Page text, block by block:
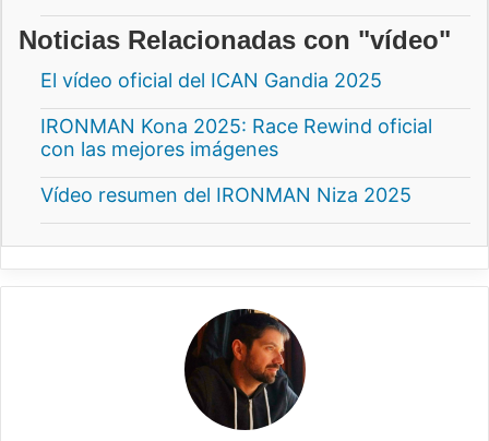
Noticias Relacionadas con "vídeo"
El vídeo oficial del ICAN Gandia 2025
IRONMAN Kona 2025: Race Rewind oficial
con las mejores imágenes
Vídeo resumen del IRONMAN Niza 2025